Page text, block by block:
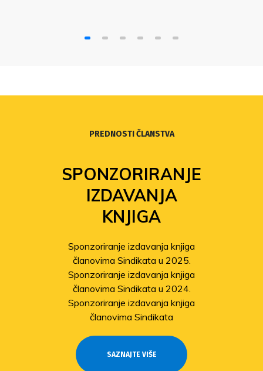
PREDNOSTI ČLANSTVA
SPONZORIRANJE
IZDAVANJA
KNJIGA
Sponzoriranje izdavanja knjiga
članovima Sindikata u 2025.
Sponzoriranje izdavanja knjiga
članovima Sindikata u 2024.
Sponzoriranje izdavanja knjiga
članovima Sindikata
SAZNAJTE VIŠE